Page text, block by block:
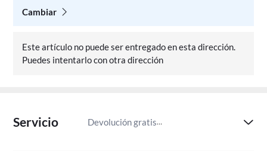
Cambiar
Este artículo no puede ser entregado en esta dirección.
Puedes intentarlo con otra dirección
Servicio Devolución gratis Paga